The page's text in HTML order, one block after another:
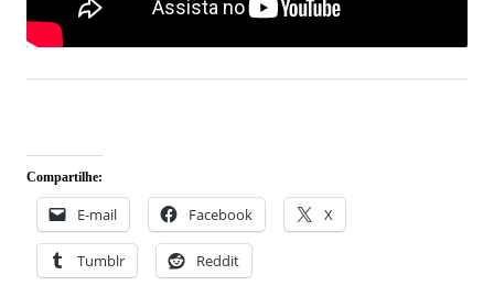
Compartilhe:
E-mail Facebook X
Tumblr Reddit